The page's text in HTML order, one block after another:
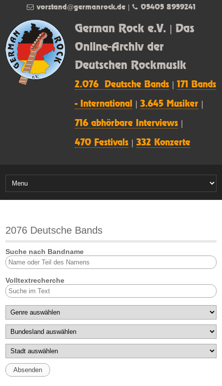
German Rock e.V. | Das
Online-Archiv der
Deutschen Rockmusik
2.076 Deutsche Bands |171 Bands
- International |3.645 Musiker
716 abhörbare Interviews
470 Festivals |332 Konzerte
vorstand@germanrock.de| 05405 8959241
2076 Deutsche Bands
Suche nach Bandname
Volltextrecherche